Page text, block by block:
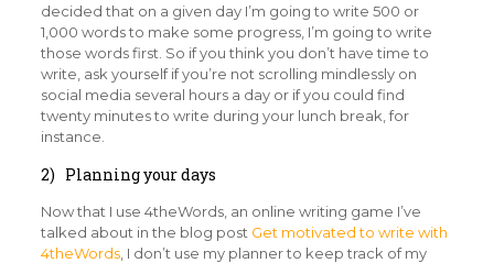
decided that on a given day I’m going to write 500 or
1,000 words to make some progress, I’m going to write
those words first. So if you think you don’t have time to
write, ask yourself if you’re not scrolling mindlessly on
social media several hours a day or if you could find
twenty minutes to write during your lunch break, for
instance.
2) Planning your days
Now that I use 4theWords, an online writing game I’ve
talked about in the blog post Get motivated to write with
4theWords, I don’t use my planner to keep track of my